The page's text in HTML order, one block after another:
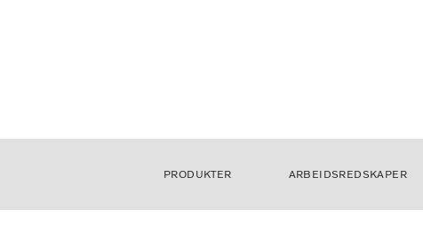
PRODUKTER ARBEIDSREDSKAPER